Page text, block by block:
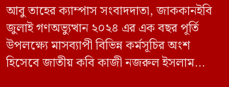
আবু তাহের ক্যাম্পাস সংবাদদাতা, জাককানইবি
জুলাই গণঅভ্যুত্থান ২০২৪ এর এক বছর পূর্তি
উপলক্ষ্যে মাসব্যাপী বিভিন্ন কর্মসূচির অংশ
হিসেবে জাতীয় কবি কাজী নজরুল ইসলাম